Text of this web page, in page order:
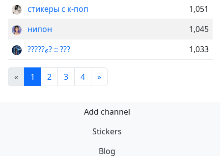
стикеры с к-поп
1,051
нипон
1,045
?????ℴ? :: ???
1,033
« 1 2 3 4 »
Add channel
Stickers
Blog